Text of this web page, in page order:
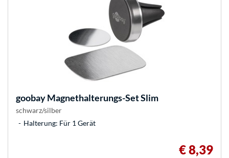
goobayMagnethalterungs-Set Slim
schwarz/silber
Halterung: Für 1 Gerät
€ 8,39